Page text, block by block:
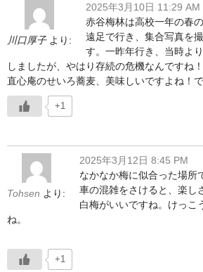
川口厚子 より:
2025年3月10日 11:29 AM
赤谷梅林は高校一年の春
遠足で行き、集合写真を
す。一昨年行き、当時よ
しましたが、やはり存続の危機なんですね！
直心庵のせいろ蕎麦、美味しいですよね！
+1
Tohsen より:
2025年3月12日 8:45 PM
なかなか梅に似合った場所
車の混雑をさけると、楽し
白梅がいいですね。けっこ
ね。
冬
+1